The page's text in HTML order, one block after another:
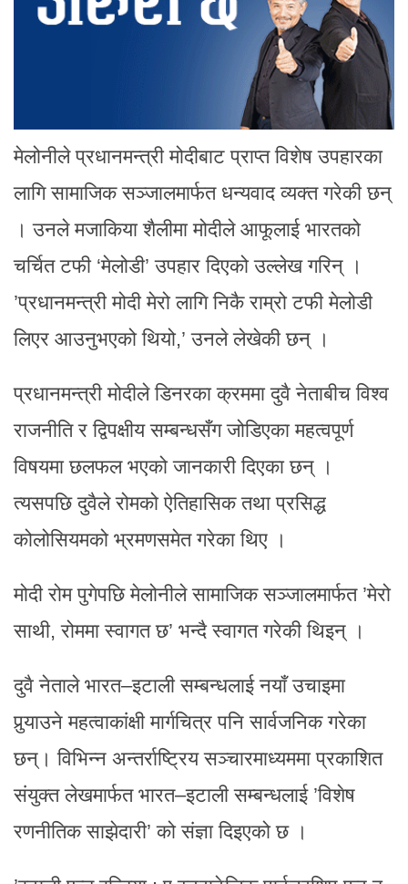
मेलोनीले प्रधानमन्त्री मोदीबाट प्राप्त विशेष उपहारका
लागि सामाजिक सञ्जालमार्फत धन्यवाद व्यक्त गरेकी छन्
। उनले मजाकिया शैलीमा मोदीले आफूलाई भारतको
चर्चित टफी ‘मेलोडी’ उपहार दिएको उल्लेख गरिन् ।
’प्रधानमन्त्री मोदी मेरो लागि निकै राम्रो टफी मेलोडी
लिएर आउनुभएको थियो,’ उनले लेखेकी छन् ।
प्रधानमन्त्री मोदीले डिनरका क्रममा दुवै नेताबीच विश्व
राजनीति र द्विपक्षीय सम्बन्धसँग जोडिएका महत्वपूर्ण
विषयमा छलफल भएको जानकारी दिएका छन् ।
त्यसपछि दुवैले रोमको ऐतिहासिक तथा प्रसिद्ध
कोलोसियमको भ्रमणसमेत गरेका थिए ।
मोदी रोम पुगेपछि मेलोनीले सामाजिक सञ्जालमार्फत ’मेरो
साथी, रोममा स्वागत छ’ भन्दै स्वागत गरेकी थिइन् ।
दुवै नेताले भारत–इटाली सम्बन्धलाई नयाँ उचाइमा
पुर्‍याउने महत्वाकांक्षी मार्गचित्र पनि सार्वजनिक गरेका
छन्। विभिन्न अन्तर्राष्ट्रिय सञ्चारमाध्यममा प्रकाशित
संयुक्त लेखमार्फत भारत–इटाली सम्बन्धलाई ’विशेष
रणनीतिक साझेदारी’ को संज्ञा दिइएको छ ।